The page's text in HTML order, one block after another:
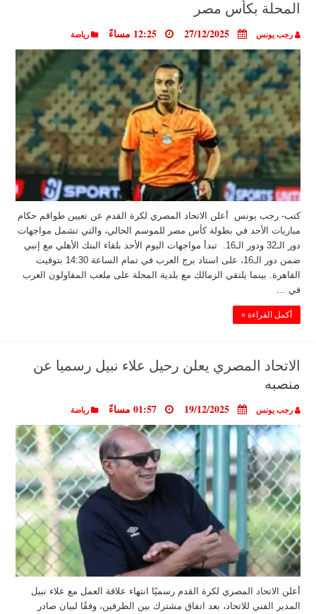
المحلة بكأس مصر
رجب يونس 27/12/2025 12:25 مساءً رياضة
كتب- رجب يونس أعلن الاتحاد المصري لكرة القدم عن تعيين طواقم حكام
مباريات الأحد في بطولة كأس مصر للموسم الحالي، والتي تشمل مواجهات
دور الـ32 ودور الـ16. تبدأ مواجهات اليوم الأحد بلقاء البنك الأهلي مع إنبي
ضمن دور الـ16، على استاد برج العرب في تمام الساعة 14:30 بتوقيت
القاهرة. بينما يلتقي الزمالك مع بلدية المحلة على ملعب المقاولون العرب
في …
أكمل القراءة »
الاتحاد المصري يعلن رحيل علاء نبيل رسميا عن
منصبه
رجب يونس 19/12/2025 01:57 مساءً رياضة
أعلن الاتحاد المصري لكرة القدم رسميًا انتهاء علاقة العمل مع علاء نبيل
المدير الفني للاتحاد، بعد اتفاق مشترك بين الطرفين، وفقًا لبيان صادر